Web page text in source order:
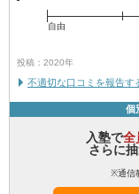
自由
投稿：2020年
不適切な口コミを報告す
個
入塾で全
さらに
※通信